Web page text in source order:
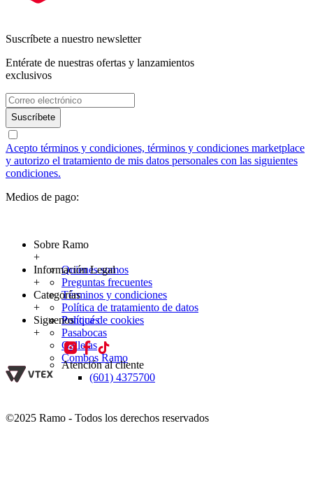
Suscríbete a nuestro newsletter
Entérate de nuestras ofertas y lanzamientos
exclusivos
Suscríbete
Acepto términos y condiciones, términos y condiciones marketplace
y autorizo el tratamiento de mis datos personales con las siguientes
condiciones.
Medios de pago:
Sobre Ramo
+
Quienes somos
Preguntas frecuentes
Información Legal
+
Términos y condiciones
Política de tratamiento de datos
Política de cookies
Categorías
+
Ponqués
Pasabocas
Galletas
Combos Ramo
Siguenos
+
Atención al cliente
(601) 4375700
©2025 Ramo - Todos los derechos reservados